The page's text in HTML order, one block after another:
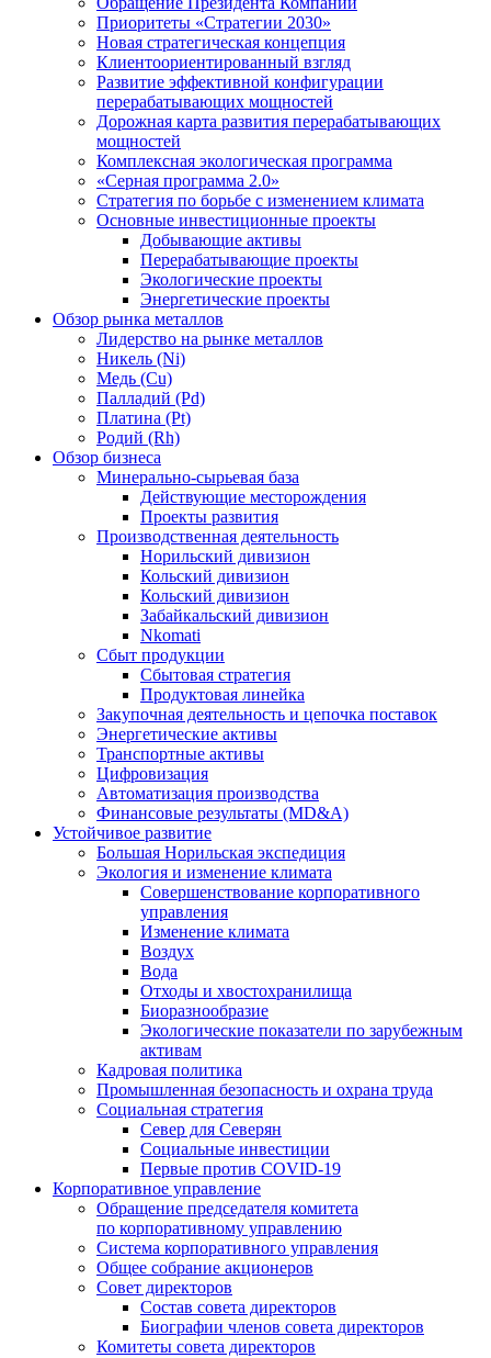
Приоритеты «Стратегии 2030»
Новая стратегическая концепция
Клиентоориентированный взгляд
Развитие эффективной конфигурации
перерабатывающих мощностей
Дорожная карта развития перерабатывающих
мощностей
Комплексная экологическая программа
«Серная программа 2.0»
Стратегия по борьбе с изменением климата
Основные инвестиционные проекты
Добывающие активы
Перерабатывающие проекты
Экологические проекты
Энергетические проекты
Обзор рынка металлов
Лидерство на рынке металлов
Никель (Ni)
Медь (Cu)
Палладий (Pd)
Платина (Pt)
Родий (Rh)
Обзор бизнеса
Минерально-сырьевая база
Действующие месторождения
Проекты развития
Производственная деятельность
Норильский дивизион
Кольский дивизион
Кольский дивизион
Забайкальский дивизион
Nkomati
Сбыт продукции
Сбытовая стратегия
Продуктовая линейка
Закупочная деятельность и цепочка поставок
Энергетические активы
Транспортные активы
Цифровизация
Автоматизация производства
Финансовые результаты (MD&A)
Устойчивое развитие
Большая Норильская экспедиция
Экология и изменение климата
Совершенствование корпоративного
управления
Изменение климата
Воздух
Вода
Отходы и хвостохранилища
Биоразнообразие
Экологические показатели по зарубежным
активам
Кадровая политика
Промышленная безопасность и охрана труда
Социальная стратегия
Север для Северян
Социальные инвестиции
Первые против COVID‑19
Корпоративное управление
Обращение председателя комитета
по корпоративному управлению
Система корпоративного управления
Общее собрание акционеров
Совет директоров
Состав совета директоров
Биографии членов совета директоров
Комитеты совета директоров